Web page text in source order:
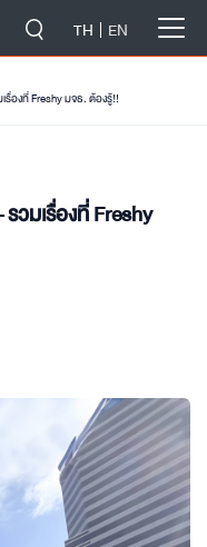
TH EN
รื่องที่ Freshy มจธ. ต้องรู้!!
วมเรื่องที่ Freshy